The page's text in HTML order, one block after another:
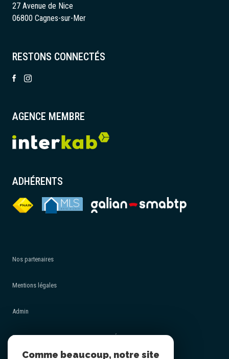
27 Avenue de Nice
06800 Cagnes-sur-Mer
RESTONS CONNECTÉS
AGENCE MEMBRE
ADHÉRENTS
Nos partenaires
Mentions légales
Admin
POLITIQUE DE PROTECTION DES DONNÉES - RGPD
Comme beaucoup, notre site